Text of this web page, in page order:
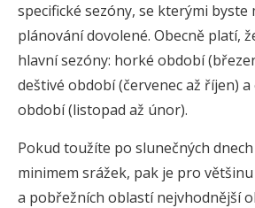
specifické sezóny, se kterými
plánování dovolené. Obecně platí,
hlavní sezóny: horké období
deštivé období (červenec až říjen) a
období (listopad až únor).
Pokud toužíte po slunečných
minimem srážek, pak je pro
a pobřežních oblastí nejvhodnější